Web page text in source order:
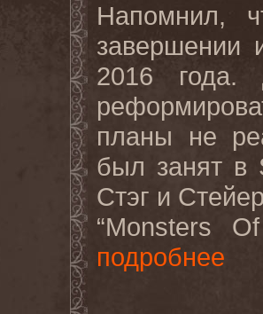
Напомнил,
завершении
2016 года.
планы не
был занят в
Стэг и
“Monsters
Of
подробнее